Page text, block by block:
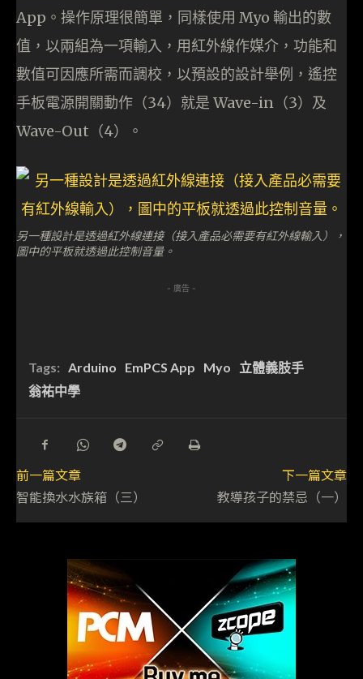
App。操作原理很簡單，同樣使用 Myo 輸出的數
值，以兩組為一項輸入，用紅外線作媒介，功能和
數值可因應所需而調校，以預設的設計舉例，遙控
手板電源開關動作（34）就是 Wave-in（3）及
Wave-Out（4）。
另一種設計是透過紅外線連接（接入產品必需要有紅外線輸入），
圖中的平板就透過此控制音量。
- 廣告 -
Tags: Arduino EmPCS App Myo
立體義肢手
翁祐中學
前一篇文章
智能換水水族箱（三）
下一篇文章
教導孩子的禁忌（一）